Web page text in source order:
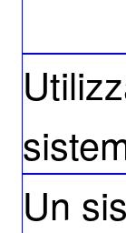
Un